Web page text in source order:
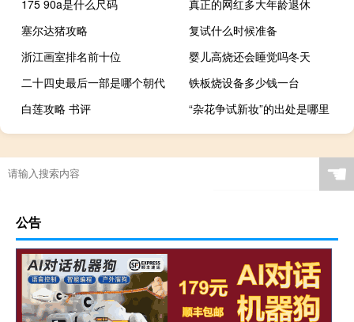
175 90a是什么尺码
真正的网红多大年龄退休
塞尔达猪攻略
复试什么时候准备
浙江画室排名前十位
婴儿高烧还会睡觉吗冬天
二十四史最后一部是哪个朝代
铁板烧设备多少钱一台
白莲攻略 书评
“杂花争试新妆”的出处是哪里
☚
公告